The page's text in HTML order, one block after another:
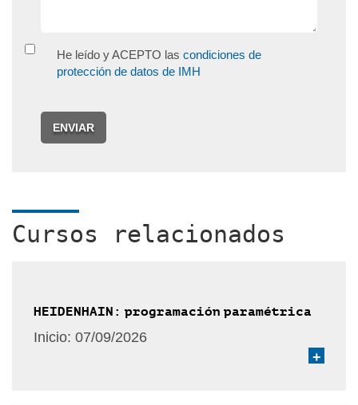
He leído y ACEPTO las condiciones de
protección de datos de IMH
ENVIAR
Cursos relacionados
HEIDENHAIN: programación paramétrica
Inicio: 07/09/2026
+